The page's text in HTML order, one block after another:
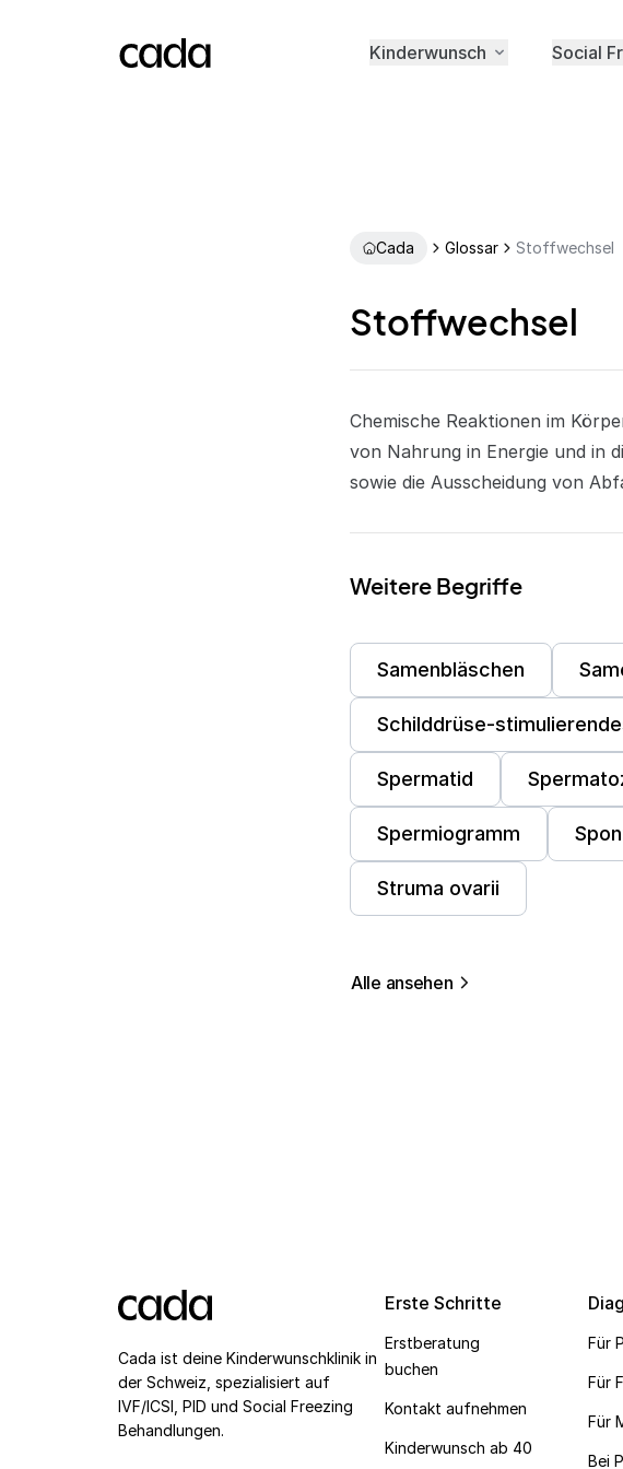
Kinderwunsch Social
Cada Glossar Stoffwechsel
Stoffwechsel
Chemische Reaktionen im
von Nahrung in Energie und in
sowie die Ausscheidung von
Weitere Begriffe
Samenbläschen
Schilddrüse-
Spermatid
Spermiogramm
Struma ovarii
Alle ansehen
Cada ist deine Kinderwunschklinik in
der Schweiz, spezialisiert auf
IVF/ICSI, PID und Social Freezing
Behandlungen.
Erste Schritte
Erstberatung
buchen
Kontakt aufnehmen
Kinderwunsch ab 40
Für
Für
Für
Bei